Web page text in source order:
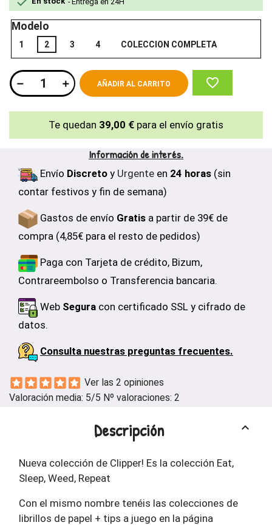
Modelo
1 2 3 4 COLECCION COMPLETA
AÑADIR AL CARRITO favorite_border
Te quedan 39,00 € para el envío gratis
Información de interés.
Envío Discreto y Urgente en 24 horas (sin
contar festivos y fin de semana)
Gastos de envío Gratis a partir de 39€ de
compra (4,85€ para el resto de pedidos)
Paga con Tarjeta de crédito, Bizum,
Contrareembolso o Transferencia bancaria.
Web Segura con certificado SSL y cifrado de
datos.
Consulta nuestras preguntas frecuentes.
Ver las 2 opiniones
Valoración media: 5/5 Nº valoraciones: 2
Descripción keyboard_arrow_up
Nueva colección de Clipper! Es la colección Eat,
Sleep, Weed, Repeat
Con el mismo nombre tenéis las colecciones de
librillos de papel + tips a juego en la página